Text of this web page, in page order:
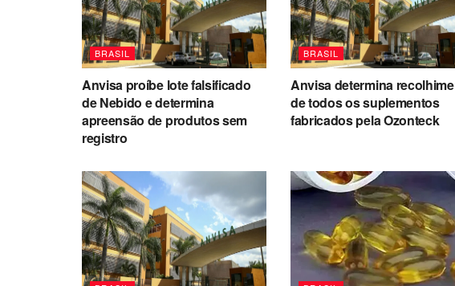
BRASIL
Anvisa proíbe lote falsificado
de Nebido e determina
apreensão de produtos sem
registro
BRASIL
Anvisa determina
de todos os suplementos
fabricados pela Ozonteck